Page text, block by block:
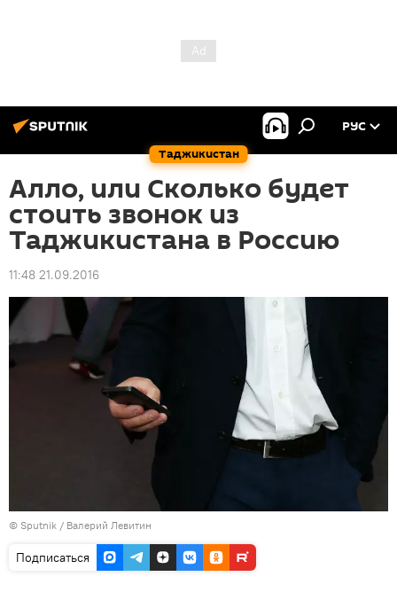
Таджикистан
РУС
Алло, или Сколько будет
стоить звонок из
Таджикистана в Россию
11:48 21.09.2016
© Sputnik / Валерий Левитин
Подписаться